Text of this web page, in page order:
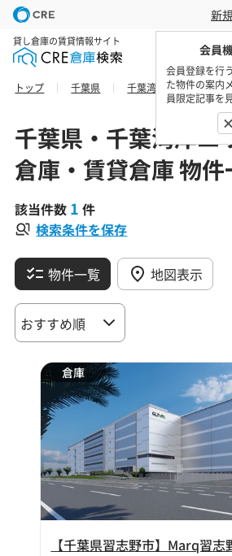
新
会員
会員登録を行
た物件の案内
員限定記事を
貸し倉庫の賃貸情報サイト
トップ 千葉県 千葉湾岸エリア
千葉県・千葉湾岸エ
倉庫・賃貸倉庫 物件
該当件数 1 件
検索条件を保存
物件一覧 地図表示
倉庫
【千葉県習志野市】Marq習志